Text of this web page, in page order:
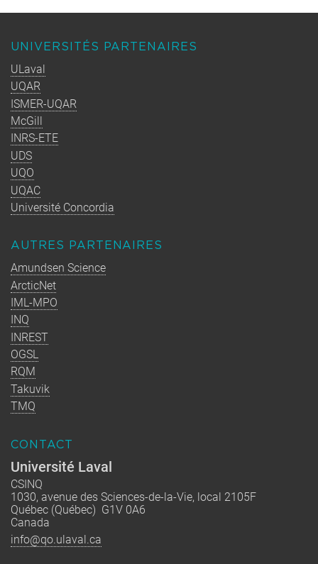
UNIVERSITÉS PARTENAIRES
ULaval
UQAR
ISMER-UQAR
McGill
INRS-ETE
UDS
UQO
UQAC
Université Concordia
AUTRES PARTENAIRES
Amundsen Science
ArcticNet
IML-MPO
INQ
INREST
OGSL
RQM
Takuvik
TMQ
CONTACT
Université Laval
CSINQ
1030, avenue des Sciences-de-la-Vie, local 2105F
Québec (Québec) G1V 0A6
Canada
info@qo.ulaval.ca